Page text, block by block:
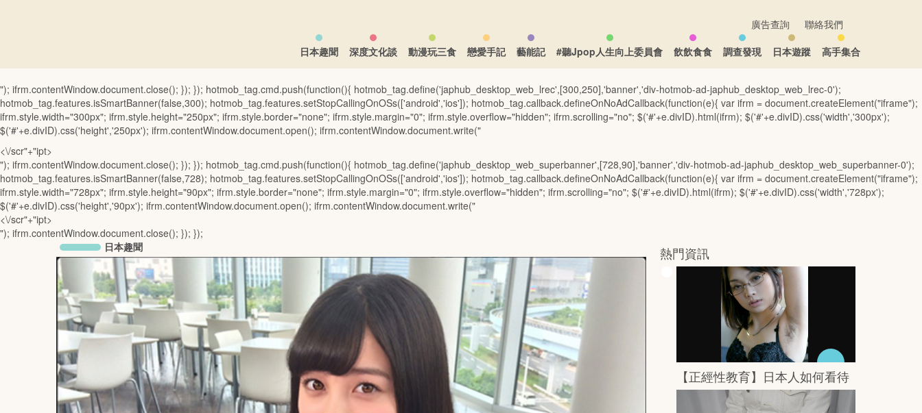
廣告查詢
聯絡我們
日本趣聞
深度文化談 動漫玩三食 戀愛手記 藝能記 #聽Jpop人生向上委員會 飲飲食食 調查發現 日本遊蹤 高手集合
"); ifrm.contentWindow.document.close(); }); }); hotmob_tag.cmd.push(function(){ hotmob_tag.define('japhub_desktop_web_lrec',[300,250],'banner','div-hotmob-ad-japhub_desktop_web_lrec-0');
hotmob_tag.features.isSmartBanner(false,300); hotmob_tag.features.setStopCallingOnOSs(['android','ios']); hotmob_tag.callback.defineOnNoAdCallback(function(e){ var ifrm = document.createElement("iframe");
ifrm.style.width="300px"; ifrm.style.height="250px"; ifrm.style.border="none"; ifrm.style.margin="0"; ifrm.style.overflow="hidden"; ifrm.scrolling="no"; $('#'+e.divID).html(ifrm); $('#'+e.divID).css('width','300px');
$('#'+e.divID).css('height','250px'); ifrm.contentWindow.document.open(); ifrm.contentWindow.document.write("
<\/scr"+"ipt>
"); ifrm.contentWindow.document.close(); }); }); hotmob_tag.cmd.push(function(){ hotmob_tag.define('japhub_desktop_web_superbanner',[728,90],'banner','div-hotmob-ad-japhub_desktop_web_superbanner-0');
hotmob_tag.features.isSmartBanner(false,728); hotmob_tag.features.setStopCallingOnOSs(['android','ios']); hotmob_tag.callback.defineOnNoAdCallback(function(e){ var ifrm = document.createElement("iframe");
ifrm.style.width="728px"; ifrm.style.height="90px"; ifrm.style.border="none"; ifrm.style.margin="0"; ifrm.style.overflow="hidden"; ifrm.scrolling="no"; $('#'+e.divID).html(ifrm); $('#'+e.divID).css('width','728px');
$('#'+e.divID).css('height','90px'); ifrm.contentWindow.document.open(); ifrm.contentWindow.document.write("
<\/scr"+"ipt>
"); ifrm.contentWindow.document.close(); }); });
日本趣聞
熱門資訊
【正經性教育】日本人如何看待
另一半的私處的……毛呢？